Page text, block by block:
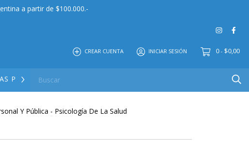
a partir de $100.000.-
CREAR CUENTA INICIAR SESIÓN 0 - $0,00
POR MAYOR
Y Pública - Psicología De La Salud